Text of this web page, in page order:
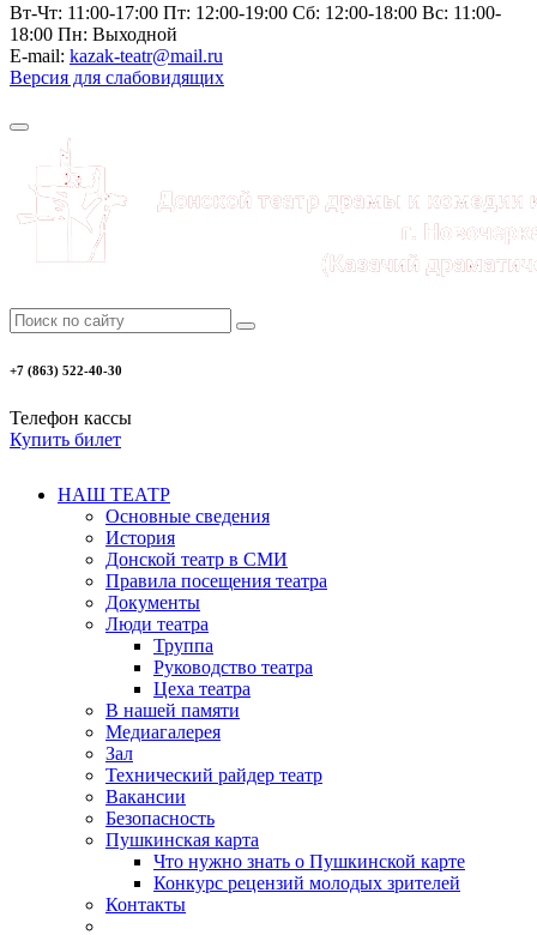
Вт-Чт: 11:00-17:00 Пт: 12:00-19:00 Сб: 12:00-18:00 Вс: 11:00-
18:00 Пн: Выходной
E-mail: kazak-teatr@mail.ru
Версия для слабовидящих
+7 (863) 522-40-30
Телефон кассы
Купить билет
НАШ ТЕАТР
Основные сведения
История
Донской театр в СМИ
Правила посещения театра
Документы
Люди театра
Труппа
Руководство театра
Цеха театра
В нашей памяти
Медиагалерея
Зал
Технический райдер театр
Вакансии
Безопасность
Пушкинская карта
Что нужно знать о Пушкинской карте
Конкурс рецензий молодых зрителей
Контакты